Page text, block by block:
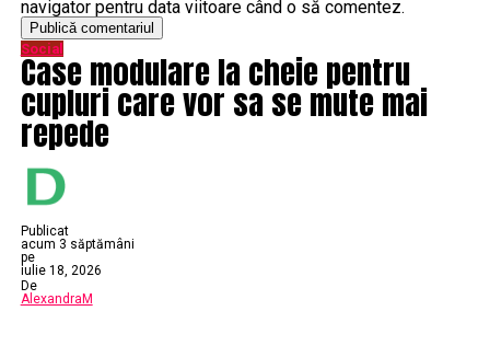
răsfoiţi site-ul rotakt.ro pentru a alege cea mai bună
opţiune pentru grădina voastră!
Articole pe aceiasi tema:
Urmatorul
Cornuleţele cu vişine de la Sânziene aduc fericire cu fiecare
bucăţică
Nu ratati
Cum te poate ajuta un brad de Craciun artificial sa iti
modific sarbatorile
navigator pentru data viitoare când o să comentez.
Social
Case modulare la cheie pentru
cupluri care vor sa se mute mai
repede
Publicat
acum 3 săptămâni
pe
iulie 18, 2026
De
AlexandraM